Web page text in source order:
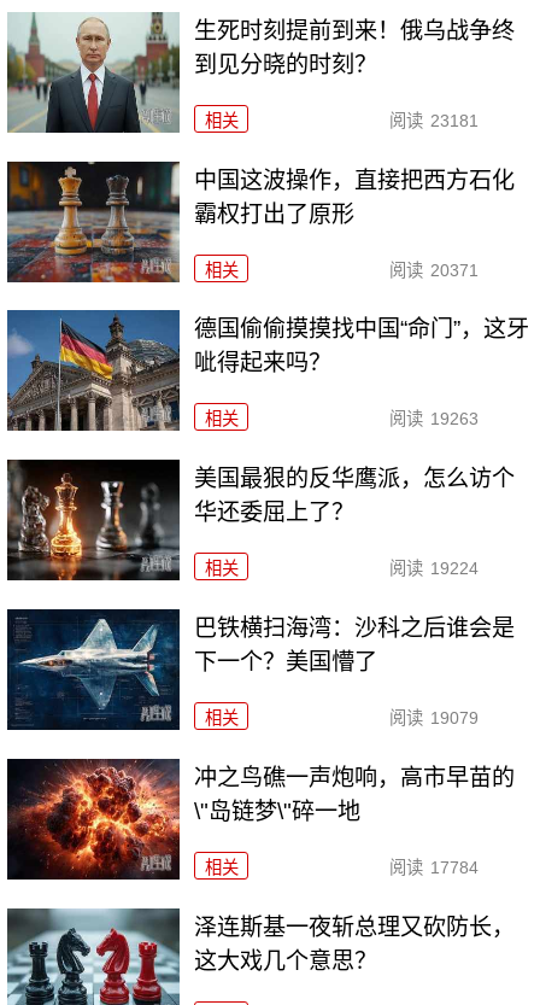
生死时刻提前到来！俄乌战争终
到见分晓的时刻？
相关 阅读 23181
中国这波操作，直接把西方石化
霸权打出了原形
相关 阅读 20371
德国偷偷摸摸找中国“命门”，这牙
呲得起来吗？
相关 阅读 19263
美国最狠的反华鹰派，怎么访个
华还委屈上了？
相关 阅读 19224
巴铁横扫海湾：沙科之后谁会是
下一个？美国懵了
相关 阅读 19079
冲之鸟礁一声炮响，高市早苗的
\"岛链梦\"碎一地
相关 阅读 17784
泽连斯基一夜斩总理又砍防长，
这大戏几个意思？